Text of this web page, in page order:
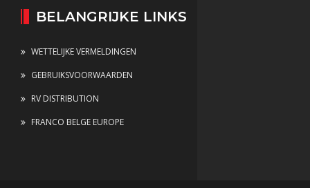
BELANGRIJKE LINKS
WETTELIJKE VERMELDINGEN
GEBRUIKSVOORWAARDEN
RV DISTRIBUTION
FRANCO BELGE EUROPE